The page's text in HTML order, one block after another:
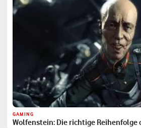
GAMING
Wolfenstein: Die richtige Reihenfolge